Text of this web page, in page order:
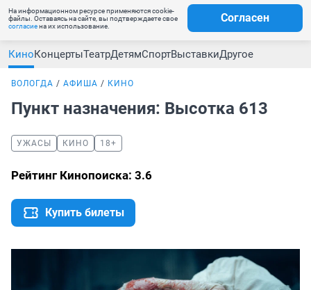
На информационном ресурсе применяются cookie-
файлы. Оставаясь на сайте, вы подтверждаете свое
согласиена их использование.
Согласен
КиноКонцертыТеатрДетямСпортВыставкиДругое
ВОЛОГДА АФИША КИНО
Пункт назначения: Высотка 613
УЖАСЫ КИНО 18+
Рейтинг Кинопоиска: 3.6
Купить билеты